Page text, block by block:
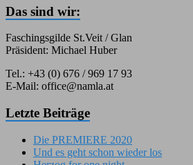
Das sind wir:
Faschingsgilde St.Veit / Glan
Präsident: Michael Huber
Tel.: +43 (0) 676 / 969 17 93
E-Mail: office@namla.at
Letzte Beiträge
Die PREMIERE 2020
Und es geht schon wieder los